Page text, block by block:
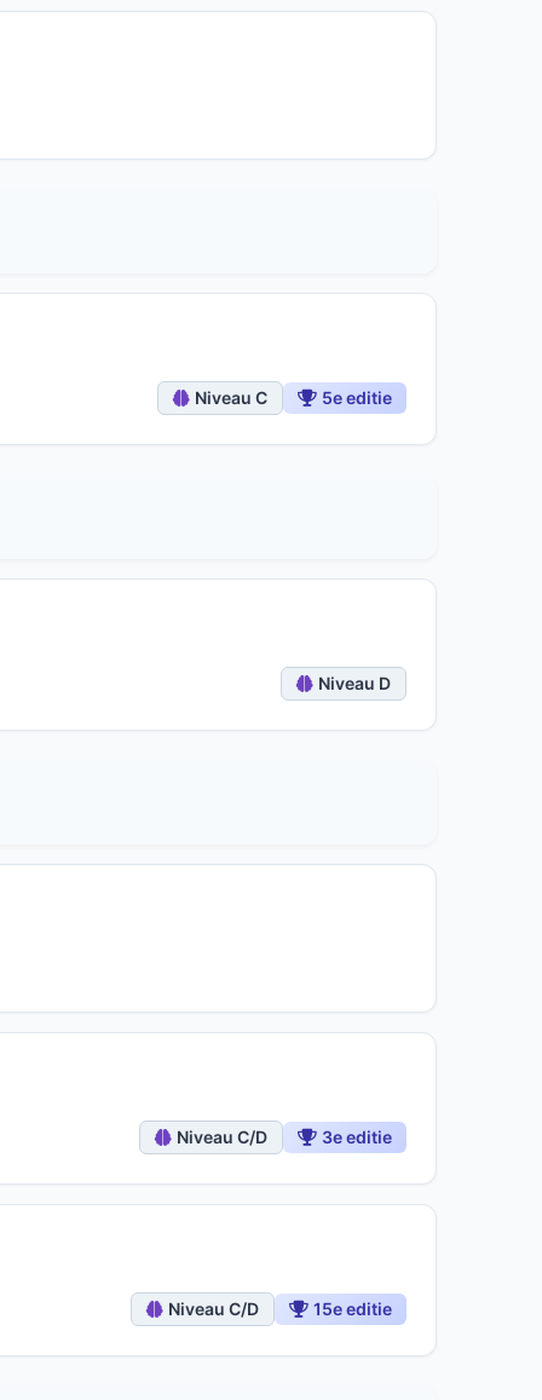
Niveau C 5e editie
Niveau D
Niveau C/D 3e editie
Niveau C/D 15e editie